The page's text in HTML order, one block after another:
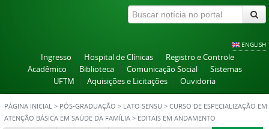
ENGLISH
Ingresso Hospital de Clínicas
Registro e Controle
Acadêmico
Biblioteca Comunicação Social
Sistemas
UFTM
Aquisições e Licitações Ouvidoria
PÁGINA INICIAL > PÓS-GRADUAÇÃO > LATO SENSU > CURSO DE ESPECIALIZAÇÃO EM
ATENÇÃO BÁSICA EM SAÚDE DA FAMÍLIA > EDITAIS EM ANDAMENTO